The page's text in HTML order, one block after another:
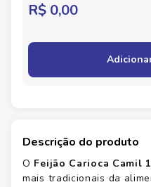
R$ 0,00
Descrição do produto
O Feijão Carioca Camil
mais tradicionais da